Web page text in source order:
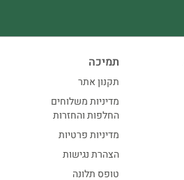
תמיכה
תקנון אתר
מדיניות משלוחים
החלפות והחזרות
מדיניות פרטיות
הצהרת נגישות
טופס תלונה